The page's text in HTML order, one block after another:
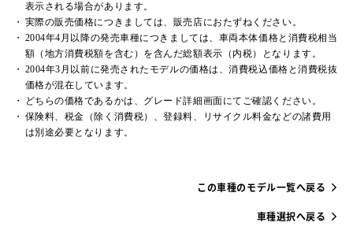
表示される場合があります。
実際の販売価格につきましては、販売店におたずねください。
2004年4月以降の発売車種につきましては、車両本体価格と消費税相当
額（地方消費税額を含む）を含んだ総額表示（内税）となります。
2004年3月以前に発売されたモデルの価格は、消費税込価格と消費税抜
価格が混在しています。
どちらの価格であるかは、グレード詳細画面にてご確認ください。
保険料、税金（除く消費税）、登録料、リサイクル料金などの諸費用
は別途必要となります。
この車種のモデル一覧へ戻る
車種選択へ戻る